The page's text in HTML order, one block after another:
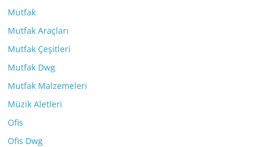
Mutfak
Mutfak Araçları
Mutfak Çeşitleri
Mutfak Dwg
Mutfak Malzemeleri
Müzik Aletleri
Ofis
Ofis Dwg